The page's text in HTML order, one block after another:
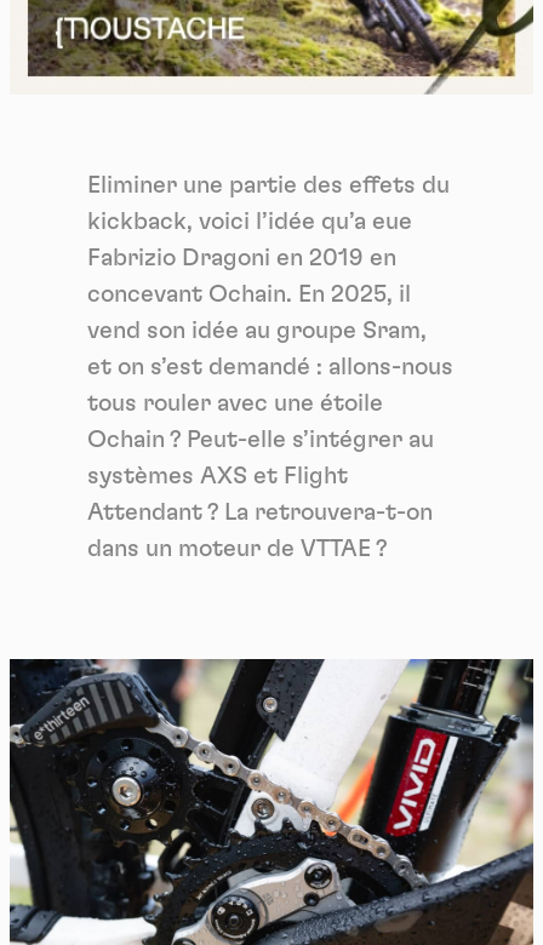
Eliminer une partie des effets du
kickback, voici l’idée qu’a eue
Fabrizio Dragoni en 2019 en
concevant Ochain. En 2025, il
vend son idée au groupe Sram,
et on s’est demandé : allons-nous
tous rouler avec une étoile
Ochain ? Peut-elle s’intégrer au
systèmes AXS et Flight
Attendant ? La retrouvera-t-on
dans un moteur de VTTAE ?